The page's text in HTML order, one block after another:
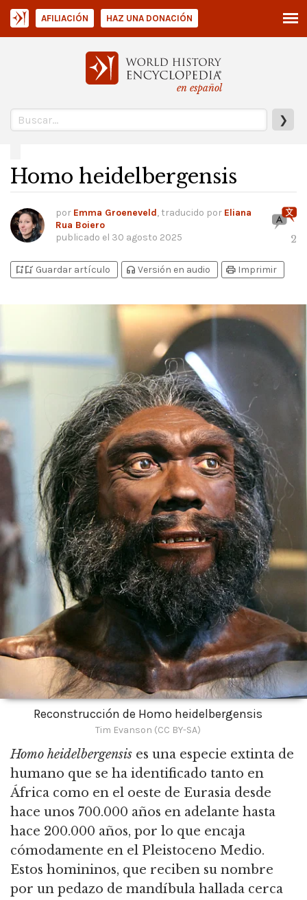
en español
❯
AFILIACIÓN HAZ UNA DONACIÓN
Homo heidelbergensis
por Emma Groeneveld, traducido por Eliana
Rua Boiero
publicado el 30 agosto 2025 2
bookmark_addbookmark_added Guardar artículo headphones Versión en audio print Imprimir
Reconstrucción de Homo heidelbergensis
Tim Evanson (CC BY-SA)
Homo heidelbergensis es una especie extinta de
humano que se ha identificado tanto en
África como en el oeste de Eurasia desde
hace unos 700.000 años en adelante hasta
hace 200.000 años, por lo que encaja
cómodamente en el Pleistoceno Medio.
Estos homininos, que reciben su nombre
por un pedazo de mandíbula hallada cerca